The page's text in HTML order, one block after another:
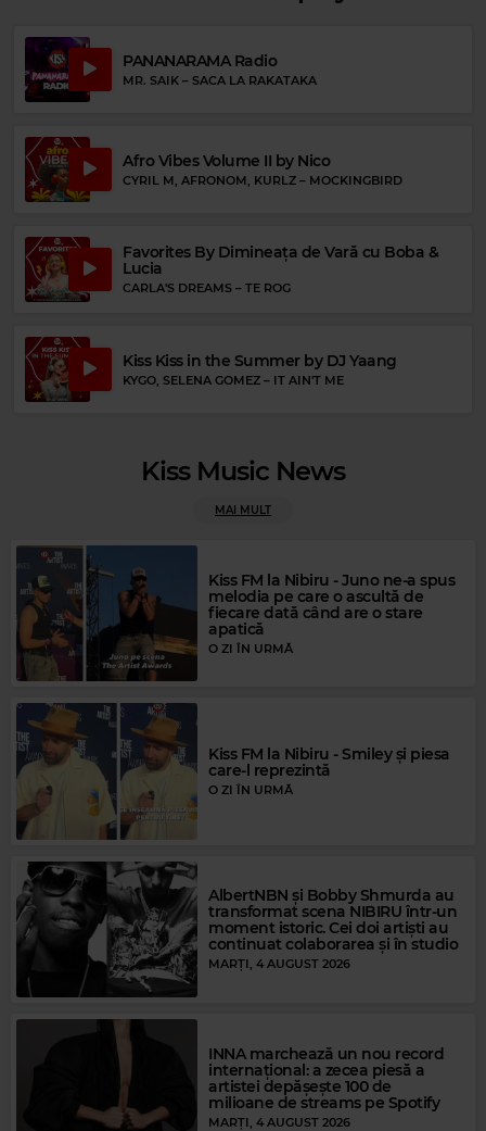
Rock 80s & 90s
Rock Blues
STEVIE RAY VAUGHAN AIN'T GONE 'N' GIVE UP ON LOVE
Magic FM
PANANARAMA Radio
MR. SAIK – SACA LA RAKATAKA
Afro Vibes Volume II by Nico
CYRIL M, AFRONOM, KURLZ – MOCKINGBIRD
Favorites By Dimineața de Vară cu Boba &
Lucia
CARLA'S DREAMS – TE ROG
Kiss Kiss in the Summer by DJ Yaang
KYGO, SELENA GOMEZ – IT AIN'T ME
Kiss Music News
MAI MULT
Kiss FM la Nibiru - Juno ne-a spus
melodia pe care o ascultă de
fiecare dată când are o stare
apatică
O ZI ÎN URMĂ
Kiss FM la Nibiru - Smiley și piesa
care-l reprezintă
O ZI ÎN URMĂ
AlbertNBN și Bobby Shmurda au
transformat scena NIBIRU într-un
moment istoric. Cei doi artiști au
continuat colaborarea și în studio
MARȚI, 4 AUGUST 2026
INNA marchează un nou record
internațional: a zecea piesă a
artistei depășește 100 de
milioane de streams pe Spotify
MARȚI, 4 AUGUST 2026